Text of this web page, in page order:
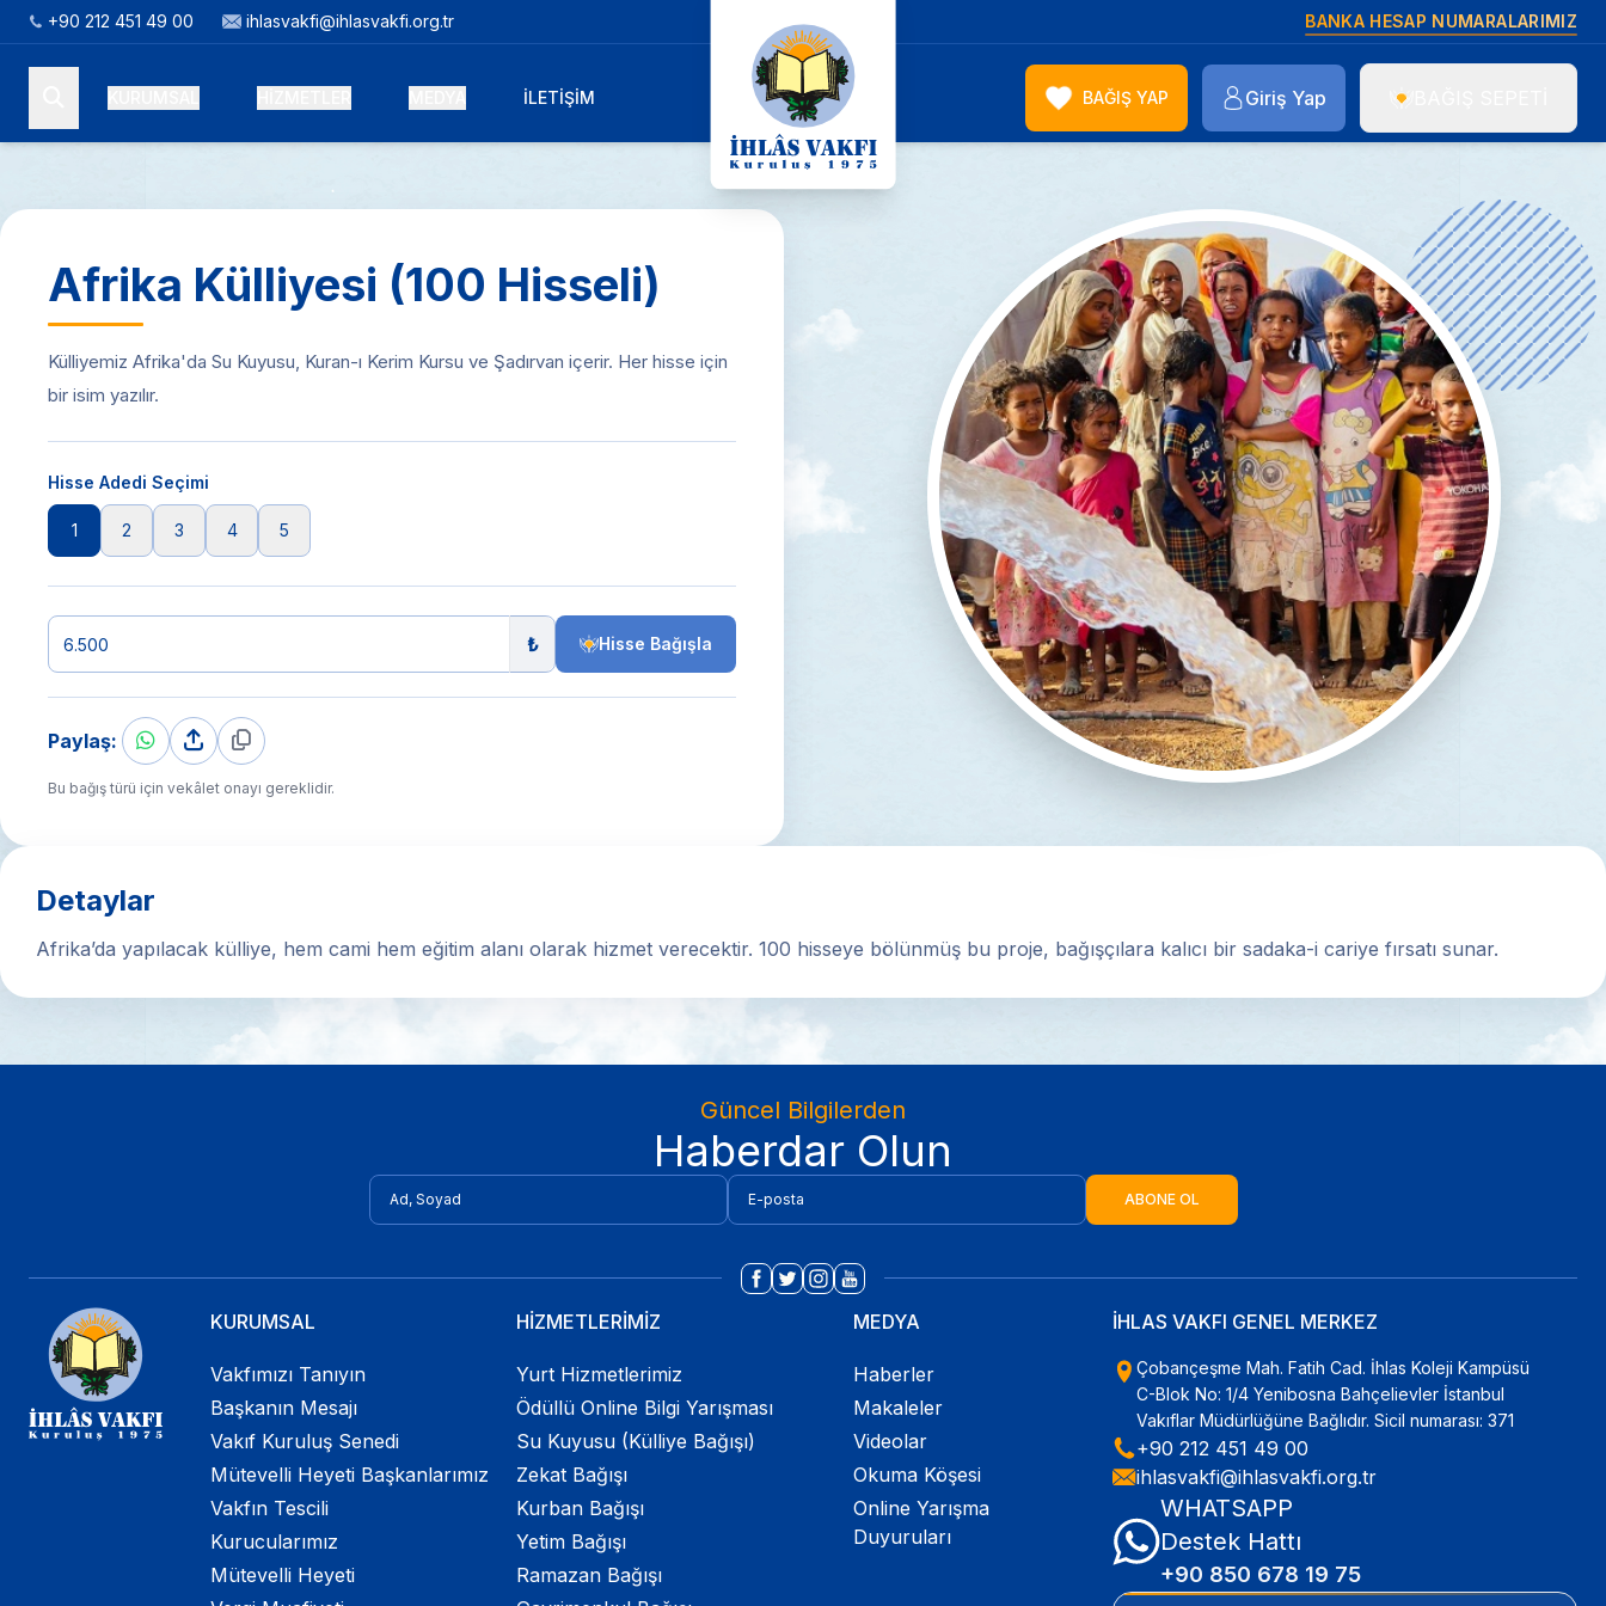
+90 212 451 49 00 ihlasvakfi@ihlasvakfi.org.tr BANKA HESAP NUMARALARIMIZ
İLETİŞİM BAĞIŞ YAP Giriş Yap
Afrika Külliyesi (100 Hisseli)
Külliyemiz Afrika'da Su Kuyusu, Kuran-ı Kerim Kursu ve Şadırvan içerir. Her hisse için
bir isim yazılır.
Hisse Adedi Seçimi
1 2 3 4 5
₺ Hisse Bağışla
Paylaş:
Bu bağış türü için vekâlet onayı gereklidir.
Detaylar
Afrika’da yapılacak külliye, hem cami hem eğitim alanı olarak hizmet verecektir. 100 hisseye bölünmüş bu proje, bağışçılara kalıcı bir sadaka-i cariye fırsatı sunar.
Güncel Bilgilerden
Haberdar Olun
ABONE OL
KURUMSAL
Vakfımızı Tanıyın
Başkanın Mesajı
Vakıf Kuruluş Senedi
Mütevelli Heyeti Başkanlarımız
Vakfın Tescili
Kurucularımız
Mütevelli Heyeti
HİZMETLERİMİZ
Yurt Hizmetlerimiz
Ödüllü Online Bilgi Yarışması
Su Kuyusu (Külliye Bağışı)
Zekat Bağışı
Kurban Bağışı
Yetim Bağışı
Ramazan Bağışı
MEDYA
Haberler
Makaleler
Videolar
Okuma Köşesi
Online Yarışma
Duyuruları
İHLAS VAKFI GENEL MERKEZ
Çobançeşme Mah. Fatih Cad. İhlas Koleji Kampüsü
C-Blok No: 1/4 Yenibosna Bahçelievler İstanbul
Vakıflar Müdürlüğüne Bağlıdır. Sicil numarası: 371
+90 212 451 49 00
ihlasvakfi@ihlasvakfi.org.tr
WHATSAPP
Destek Hattı
+90 850 678 19 75